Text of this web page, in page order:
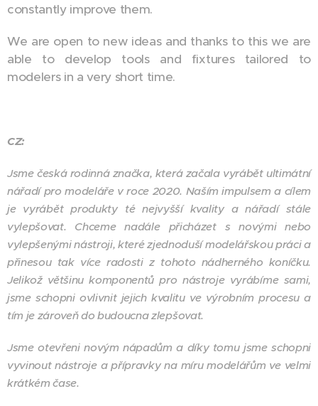
constantly improve them.
We are open to new ideas and thanks to this we are
able to develop tools and fixtures tailored to
modelers in a very short time.
CZ:
Jsme česká rodinná značka, která začala vyrábět ultimátní
nářadí pro modeláře v roce 2020. Naším impulsem a cílem
je vyrábět produkty té nejvyšší kvality a nářadí stále
vylepšovat. Chceme nadále přicházet s novými nebo
vylepšenými nástroji, které zjednoduší modelářskou práci a
přinesou tak více radosti z tohoto nádherného koníčku.
Jelikož většinu komponentů pro nástroje vyrábíme sami,
jsme schopni ovlivnit jejich kvalitu ve výrobním procesu a
tím je zároveň do budoucna zlepšovat.
Jsme otevřeni novým nápadům a díky tomu jsme schopni
vyvinout nástroje a přípravky na míru modelářům ve velmi
krátkém čase.